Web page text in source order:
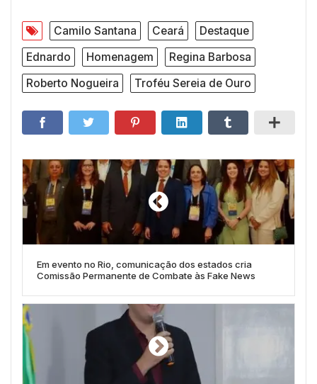
Camilo Santana Ceará
Destaque
Ednardo
Homenagem
Regina Barbosa
Roberto Nogueira
Troféu Sereia de Ouro
Em evento no Rio, comunicação dos estados cria
Comissão Permanente de Combate às Fake News